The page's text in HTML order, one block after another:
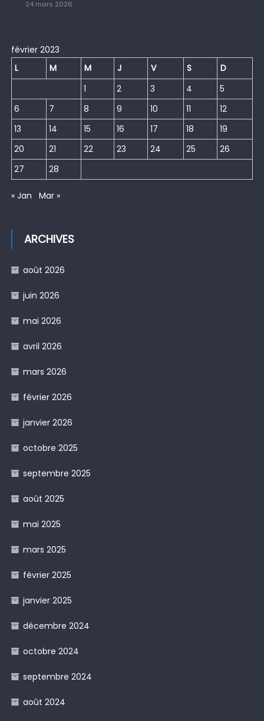
24 mars 2026
février 2023
L
M M J V S
D
1
2 3 4
5
6
7 8 9 10 11
12
13
14 15 16 17 18
19
20
21 22 23 24 25
26
27
28
« Jan Mar »
ARCHIVES
août 2026
juin 2026
mai 2026
avril 2026
mars 2026
février 2026
janvier 2026
octobre 2025
septembre 2025
août 2025
mai 2025
mars 2025
février 2025
janvier 2025
décembre 2024
octobre 2024
septembre 2024
août 2024